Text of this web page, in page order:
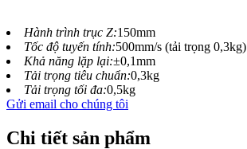
Hành trình trục Z:150mm
Tốc độ tuyến tính:500mm/s (tải trọng 0,3kg)
Khả năng lặp lại:±0,1mm
Tải trọng tiêu chuẩn:0,3kg
Tải trọng tối đa:0,5kg
Gửi email cho chúng tôi
Chi tiết sản phẩm